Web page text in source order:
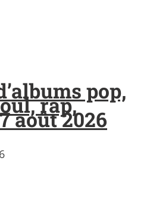
pop,
rap,
août 2026